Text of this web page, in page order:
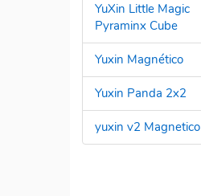
YuXin Little Magic
Pyraminx Cube
Yuxin Magnético
Yuxin Panda 2x2
yuxin v2 Magnetico